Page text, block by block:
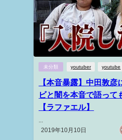
未分類 youtuber youtube
【本音暴露】中田敦彦
ビと闇を本音で語って
【ラファエル】
2019年10月10日